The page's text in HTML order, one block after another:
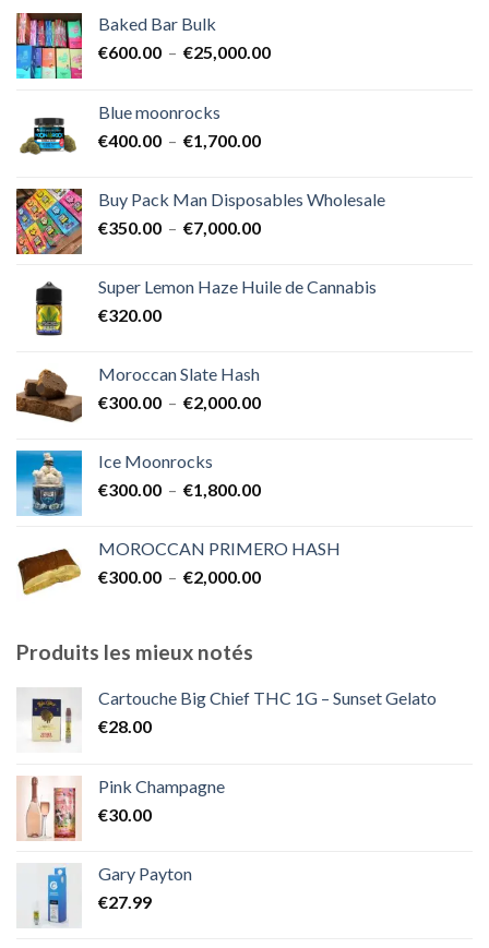
Baked Bar Bulk
€600.00 – €25,000.00Plage
Blue moonrocks
€400.00 – €1,700.00Plage
€400.00
à
Buy Pack Man Disposables Wholesale
€350.00 – €7,000.00Plage
€350.00
Super Lemon Haze Huile de Cannabis
€320.00
Moroccan Slate Hash
€300.00 – €2,000.00Plage
à
Ice Moonrocks
€300.00 – €1,800.00Plage
€300.00
à
MOROCCAN PRIMERO HASH
€300.00 – €2,000.00Plage
€2,000.00
Produits les mieux notés
Cartouche Big Chief THC 1G – Sunset Gelato
€28.00
Pink Champagne
€30.00
Gary Payton
€27.99